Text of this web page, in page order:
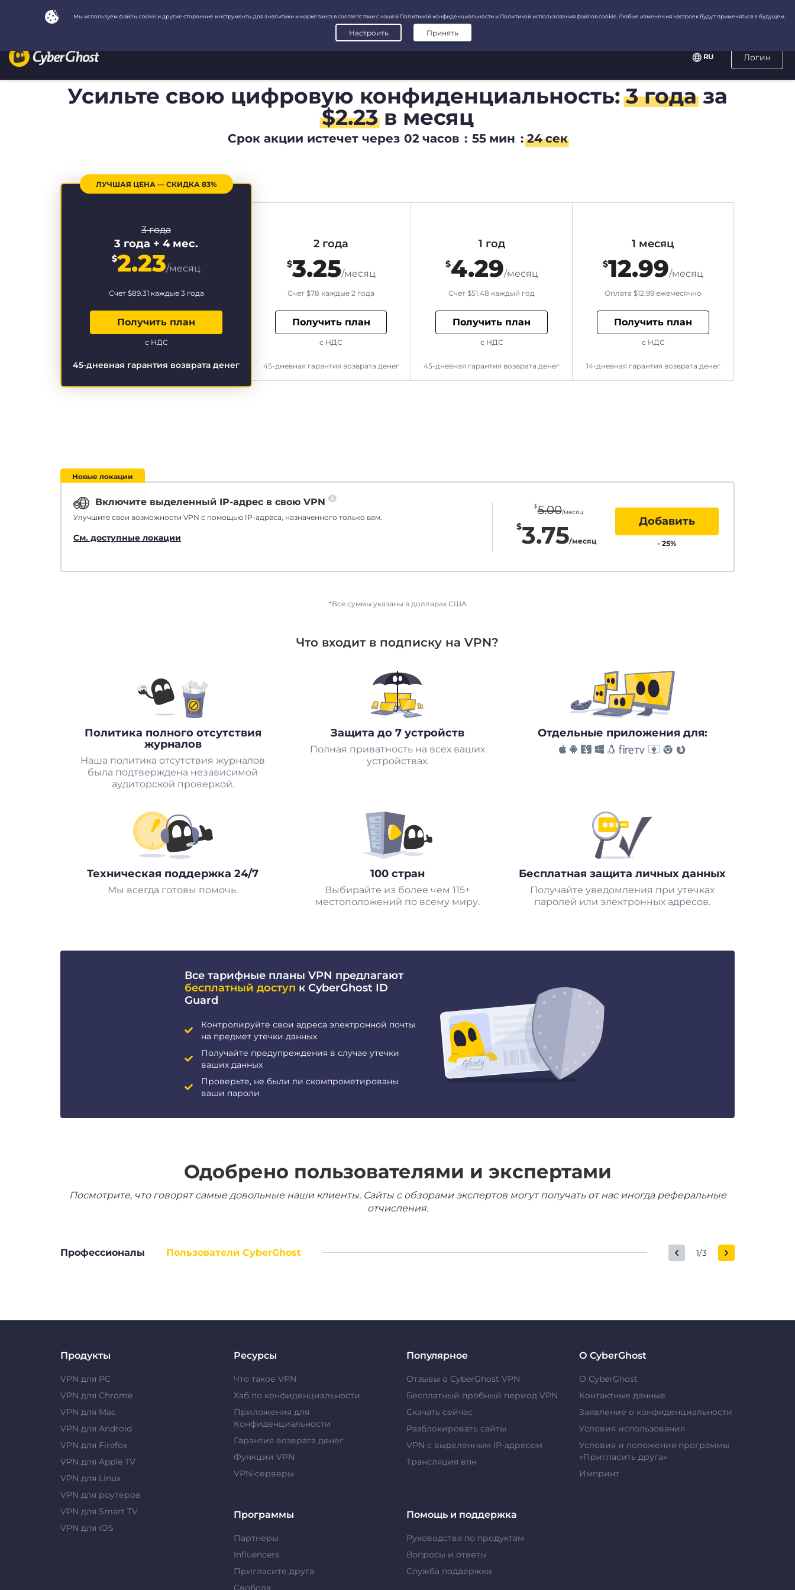
Логин
RU
Усильте свою цифровую конфиденциальность:3 годаза
$2.23в месяц
Срок акции истечет через 02 часов : 55 мин : 23 сек
ЛУЧШАЯ ЦЕНА — СКИДКА 83%
3 года
3 года + 4 мес.
$2.23/месяц
Счет $89.31 каждые 3 года
Получить план
45-дневная гарантия возврата денег
с НДС
2 года
$3.25/месяц
Счет$78 каждые 2 года
Получить план
45-дневная гарантия возврата денег
с НДС
1 год
$4.29/месяц
Счет $51.48 каждый год
Получить план
45-дневная гарантия возврата денег
с НДС
1 месяц
$12.99/месяц
Оплата $12.99 ежемесячно
Получить план
14-дневная гарантия возврата денег
с НДС
Новые локации
Включите выделенный IP-адрес в свою VPN
Улучшите свои возможности VPN с помощью IP-адреса, назначенного только вам.
См. доступные локации
$5.00/месяц
$3.75/месяц
Добавить
- 25%
*Все суммы указаны в долларах США
Что входит в подписку на VPN?
Политика полного отсутствия
журналов
Наша политика отсутствия журналов
была подтверждена независимой
аудиторской проверкой.
Защита до 7 устройств
Полная приватность на всех ваших
устройствах.
Отдельные приложения для:
Техническая поддержка 24/7
Мы всегда готовы помочь.
100 стран
Выбирайте из более чем 115+
местоположений по всему миру.
Бесплатная защита личных данных
Получайте уведомления при утечках
паролей или электронных адресов.
Все тарифные планы VPN предлагают
бесплатный доступ к CyberGhost ID
Guard
Контролируйте свои адреса электронной почты
на предмет утечки данных
Получайте предупреждения в случае утечки
ваших данных
Проверьте, не были ли скомпрометированы
ваши пароли
Одобрено пользователями и экспертами
Посмотрите, что говорят самые довольные наши клиенты. Сайты с обзорами экспертов могут получать от нас иногда реферальные
отчисления.
Профессионалы Пользователи CyberGhost 1/3
Продукты
VPN для PC
VPN для Chrome
VPN для Mac
VPN для Android
VPN для Firefox
VPN для Apple TV
VPN для Linux
VPN для роутеров
VPN для Smart TV
VPN для iOS
Ресурсы
Что такое VPN
Хаб по конфиденциальности
Приложения для
Конфиденциальности
Гарантия возврата денег
Функции VPN
VPN-серверы
Популярное
Отзывы о CyberGhost VPN
Бесплатный пробный период VPN
Скачать сейчас
Разблокировать сайты
VPN с выделенным IP-адресом
Tрансляция впн
О CyberGhost
О CyberGhost
Контактные данные
Заявление о конфиденциальности
Условия использования
Условия и положения программы
«Пригласить друга»
Импринт
Программы
Партнеры
Influencers
Пригласите друга
Свобода
Помощь и поддержка
Руководства по продуктам
Вопросы и ответы
Служба поддержки